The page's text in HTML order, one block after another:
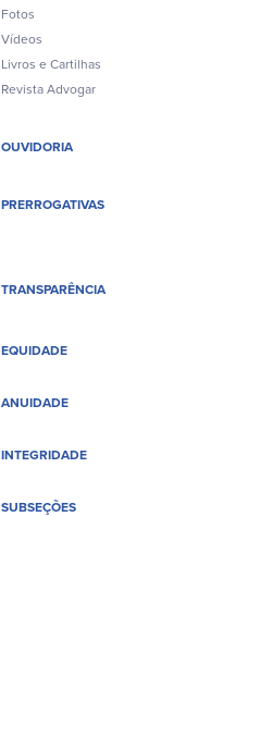
Fotos
Vídeos
Livros e Cartilhas
Revista Advogar
OUVIDORIA
PRERROGATIVAS
TRANSPARÊNCIA
EQUIDADE
ANUIDADE
INTEGRIDADE
SUBSEÇÕES